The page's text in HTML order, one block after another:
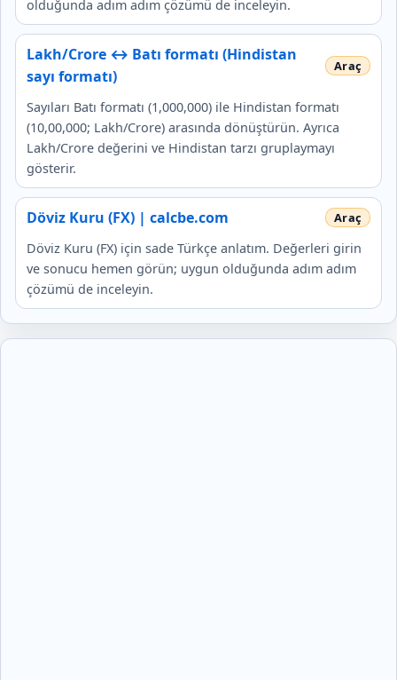
olduğunda adım adım çözümü de inceleyin.
Lakh/Crore ↔ Batı formatı (Hindistan
sayı formatı)
Sayıları Batı formatı (1,000,000) ile Hindistan formatı
(10,00,000; Lakh/Crore) arasında dönüştürün. Ayrıca
Lakh/Crore değerini ve Hindistan tarzı gruplaymayı
gösterir.
Döviz Kuru (FX) | calcbe.com
Döviz Kuru (FX) için sade Türkçe anlatım. Değerleri girin
ve sonucu hemen görün; uygun olduğunda adım adım
çözümü de inceleyin.